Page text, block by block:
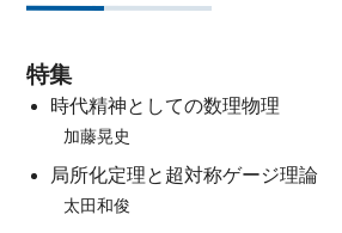
特集
時代精神としての数理物理
加藤晃史
局所化定理と超対称ゲージ理論
太田和俊